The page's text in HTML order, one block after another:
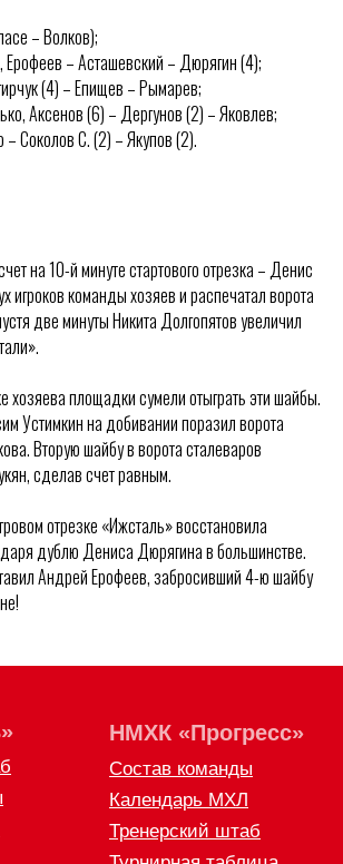
– Волков);
– Асташевский – Дюрягин (4);
(4) – Епищев – Рымарев;
Аксенов (6) – Дергунов (2) – Яковлев;
– Соколов С. (2) – Якупов (2).
на 10-й минуте стартового отрезка – Денис
игроков команды хозяев и распечатал ворота
две минуты Никита Долгопятов увеличил
хозяева площадки сумели отыграть эти шайбы.
Устимкин на добивании поразил ворота
Вторую шайбу в ворота сталеваров
сделав счет равным.
отрезке «Ижсталь» восстановила
дублю Дениса Дюрягина в большинстве.
Андрей Ерофеев, забросивший 4-ю шайбу
Турнирная таблица
Тренерский штаб
Календарь МХЛ
Состав команды
Медиа
Социальные проекты
Видео
Фото
1800050073